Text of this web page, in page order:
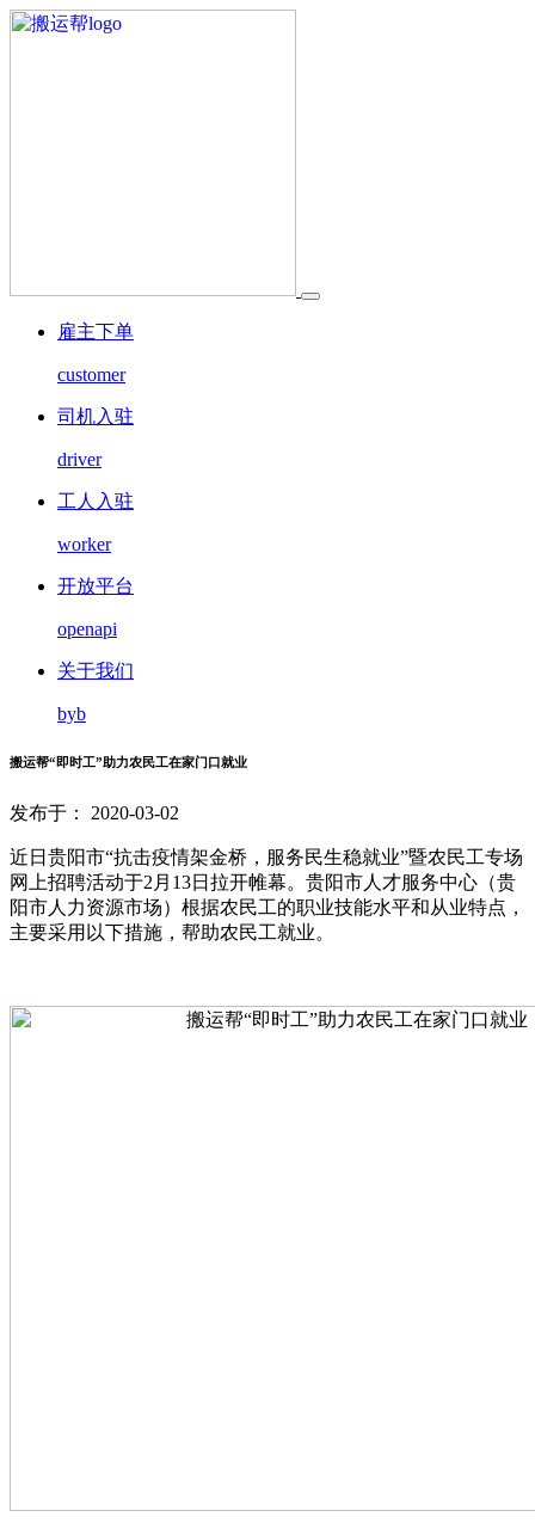
雇主下单
customer
司机入驻
driver
工人入驻
worker
开放平台
openapi
关于我们
byb
搬运帮“即时工”助力农民工在家门口就业
发布于： 2020-03-02
近日贵阳市“抗击疫情架金桥，服务民生稳就业”暨农民工专场
网上招聘活动于2月13日拉开帷幕。贵阳市人才服务中心（贵
阳市人力资源市场）根据农民工的职业技能水平和从业特点，
主要采用以下措施，帮助农民工就业。